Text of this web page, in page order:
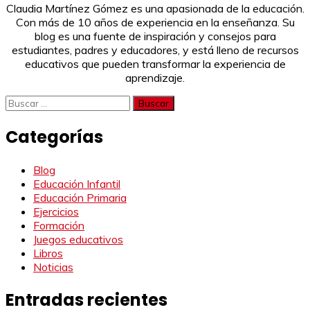
Claudia Martínez Gómez es una apasionada de la educación.
Con más de 10 años de experiencia en la enseñanza. Su
blog es una fuente de inspiración y consejos para
estudiantes, padres y educadores, y está lleno de recursos
educativos que pueden transformar la experiencia de
aprendizaje.
Buscar:
Categorías
Blog
Educación Infantil
Educación Primaria
Ejercicios
Formación
Juegos educativos
Libros
Noticias
Entradas recientes